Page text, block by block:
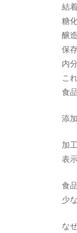
結
糖
醸
保
内
こ
食
添
加
表
食
少
な